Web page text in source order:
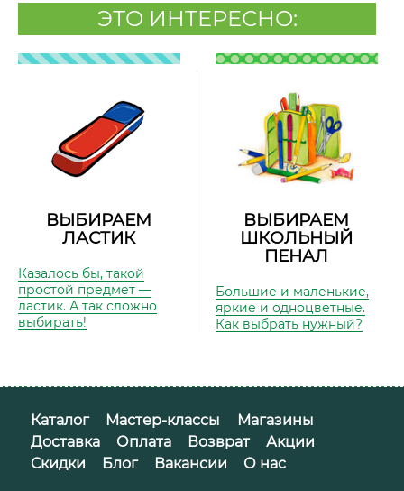
ЭТО ИНТЕРЕСНО:
ВЫБИРАЕМ
ЛАСТИК
Казалось бы, такой
простой предмет —
ластик. А так сложно
выбирать!
ВЫБИРАЕМ
ШКОЛЬНЫЙ
ПЕНАЛ
Большие и маленькие,
яркие и одноцветные.
Как выбрать нужный?
Каталог Мастер-классы
Магазины
Доставка
Оплата Возврат
Акции
Скидки
Блог Вакансии О нас